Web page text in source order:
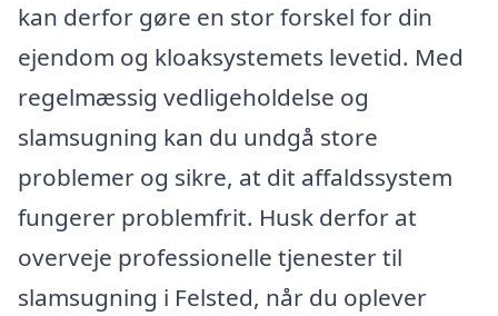
kan derfor gøre en stor forskel for din
ejendom og kloaksystemets levetid. Med
regelmæssig vedligeholdelse og
slamsugning kan du undgå store
problemer og sikre, at dit affaldssystem
fungerer problemfrit. Husk derfor at
overveje professionelle tjenester til
slamsugning i Felsted, når du oplever